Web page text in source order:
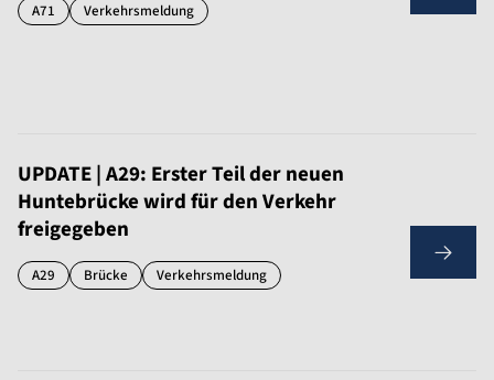
A71 Verkehrsmeldung
UPDATE | A29: Erster Teil der neuen
Huntebrücke wird für den Verkehr
freigegeben
A29 Brücke Verkehrsmeldung